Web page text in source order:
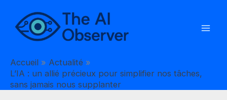
contenu
Accueil
Actualité
L’IA : un allié précieux pour simplifier nos tâches,
sans jamais nous supplanter